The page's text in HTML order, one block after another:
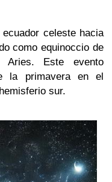
celeste hacia
como equinoccio de
Este evento
la primavera en el
sur.